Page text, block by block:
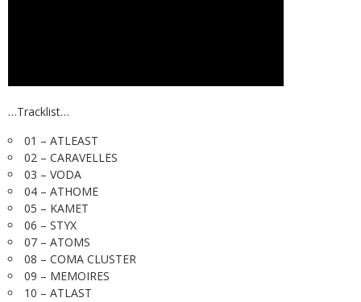
…Tracklist…
01 – ATLEAST
02 – CARAVELLES
03 – VODA
04 – ATHOME
05 – KAMET
06 – STYX
07 – ATOMS
08 – COMA CLUSTER
09 – MEMOIRES
10 – ATLAST